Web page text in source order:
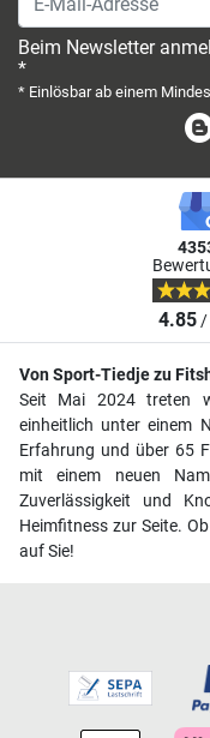
Beim Newsletter
*
* Einlösbar ab einem
4.85/
Von Sport-Tiedje zu
Seit Mai 2024 treten
einheitlich unter einem
Erfahrung und über 65
mit einem neuen
Zuverlässigkeit und
Heimfitness zur Seite.
auf Sie!